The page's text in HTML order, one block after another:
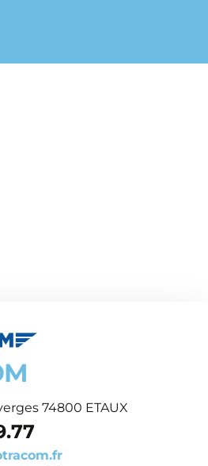
74800 ETAUX